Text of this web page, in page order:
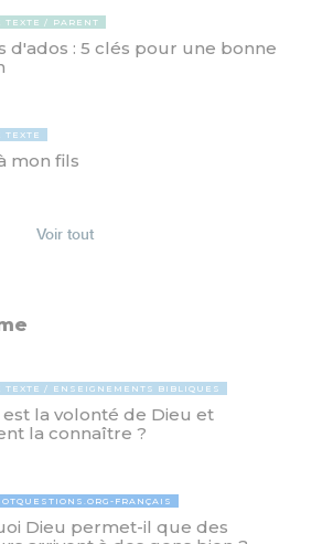
TEXTE PARENT
d'ados : 5 clés pour une bonne
TEXTE
mon fils
Voir tout
TEXTE ENSEIGNEMENTS BIBLIQUES
la volonté de Dieu et
la connaître ?
FRANÇAIS
Dieu permet-il que des